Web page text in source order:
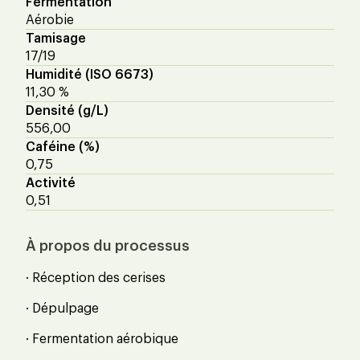
Aérobie
Tamisage
17/19
Humidité (ISO 6673)
11,30 %
Densité (g/L)
556,00
Caféine (%)
0,75
Activité
0,51
À propos du processus
· Réception des cerises
· Dépulpage
· Fermentation aérobique